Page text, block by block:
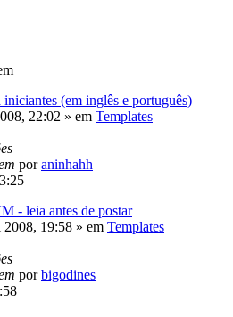
(em inglês e português)
22:02 » em Templates
poraninhahh
- leia antes de postar
2008, 19:58 » em Templates
porbigodines